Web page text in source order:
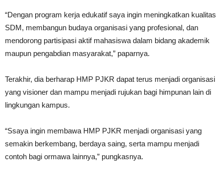
“Dengan program kerja edukatif saya ingin meningkatkan kualitas
SDM, membangun budaya organisasi yang profesional, dan
mendorong partisipasi aktif mahasiswa dalam bidang akademik
maupun pengabdian masyarakat,” paparnya.
Terakhir, dia berharap HMP PJKR dapat terus menjadi organisasi
yang visioner dan mampu menjadi rujukan bagi himpunan lain di
lingkungan kampus.
“Ssaya ingin membawa HMP PJKR menjadi organisasi yang
semakin berkembang, berdaya saing, serta mampu menjadi
contoh bagi ormawa lainnya,” pungkasnya.